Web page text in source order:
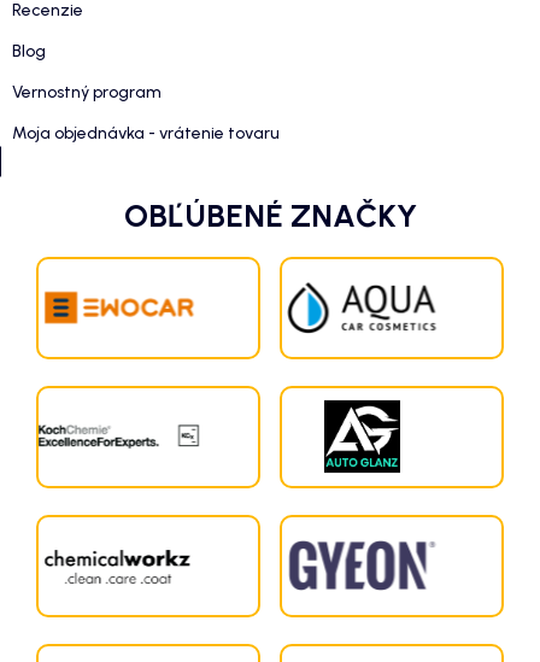
Recenzie
Blog
Vernostný program
Moja objednávka - vrátenie tovaru
OBĽÚBENÉ ZNAČKY